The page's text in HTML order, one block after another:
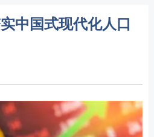
中国式现代化人口